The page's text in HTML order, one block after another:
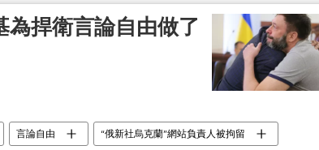
捍衛言論自由做了
言論自由 “俄新社烏克蘭”網站負責人被拘留